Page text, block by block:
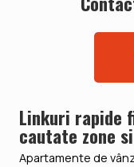
Linkuri rapide
cautate zone
Apartamente de